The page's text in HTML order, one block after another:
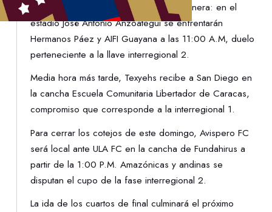
los cruces quedaron de la siguiente manera: en el
estadio José Antonio Anzoátegui se enfrentarán
Hermanos Páez y AIFI Guayana a las 11:00 A.M, duelo
perteneciente a la llave interregional 2.
Media hora más tarde, Texyehs recibe a San Diego en
la cancha Escuela Comunitaria Libertador de Caracas,
compromiso que corresponde a la interregional 1.
Para cerrar los cotejos de este domingo, Avispero FC
será local ante ULA FC en la cancha de Fundahirus a
partir de la 1:00 P.M. Amazónicas y andinas se
disputan el cupo de la fase interregional 2.
La ida de los cuartos de final culminará el próximo